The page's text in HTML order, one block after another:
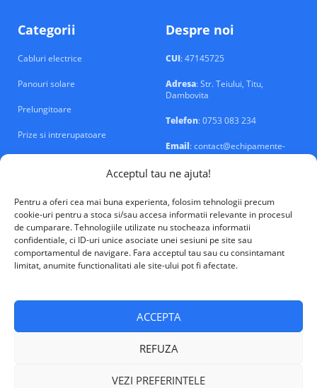
Acceptul tau ne ajuta!
Pentru a oferi cea mai buna experienta, folosim tehnologii precum
cookie-uri pentru a stoca si/sau accesa informatii relevante in procesul
de cumparare. Tehnologiile utilizate nu stocheaza informatii
confidentiale, ci ID-uri unice asociate unei sesiuni pe site sau
comportamentul de navigare. Fara acceptul tau sau cu consintamant
limitat, anumite functionalitati ale site-ului pot fi afectate.
ACCEPTA
REFUZA
VEZI PREFERINTELE
Categorii
Cabluri electrice
Panouri solare
Prelungitoare
Prize si intrerupatoare
Despre noi
CUI: 47145725
Adresa: Str. Teiului, Titu,
Dambovita
Telefon: 0753 083 234
Email: contact@echipamente-
electrice.ro
VALM Electrical Solutions © 2026